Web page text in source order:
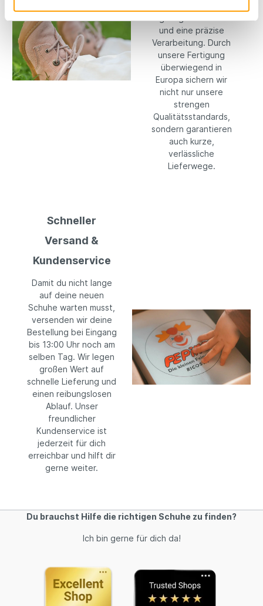
und eine präzise
Verarbeitung. Durch
unsere Fertigung
überwiegend in
Europa sichern wir
nicht nur unsere
strengen
Qualitätsstandards,
sondern garantieren
auch kurze,
verlässliche
Lieferwege.
Schneller
Versand &
Kundenservice
Damit du nicht lange
auf deine neuen
Schuhe warten musst,
versenden wir deine
Bestellung bei Eingang
bis 13:00 Uhr noch am
selben Tag. Wir legen
großen Wert auf
schnelle Lieferung und
einen reibungslosen
Ablauf. Unser
freundlicher
Kundenservice ist
jederzeit für dich
erreichbar und hilft dir
gerne weiter.
Du brauchst Hilfe die richtigen Schuhe zu finden?
Ich bin gerne für dich da!